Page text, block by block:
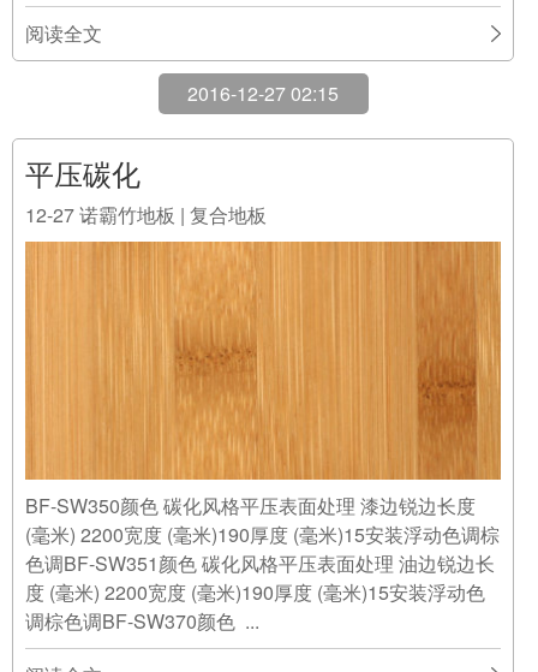
阅读全文
2016-12-27 02:15
平压碳化
12-27 诺霸竹地板 | 复合地板
BF-SW350颜色 碳化风格平压表面处理 漆边锐边长度
(毫米) 2200宽度 (毫米)190厚度 (毫米)15安装浮动色调棕
色调BF-SW351颜色 碳化风格平压表面处理 油边锐边长
度 (毫米) 2200宽度 (毫米)190厚度 (毫米)15安装浮动色
调棕色调BF-SW370颜色 ...
阅读全文